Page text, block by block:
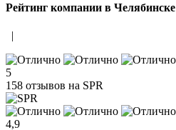
Рейтинг компании в Челябинске
|
5
158 отзывов на SPR
4,9